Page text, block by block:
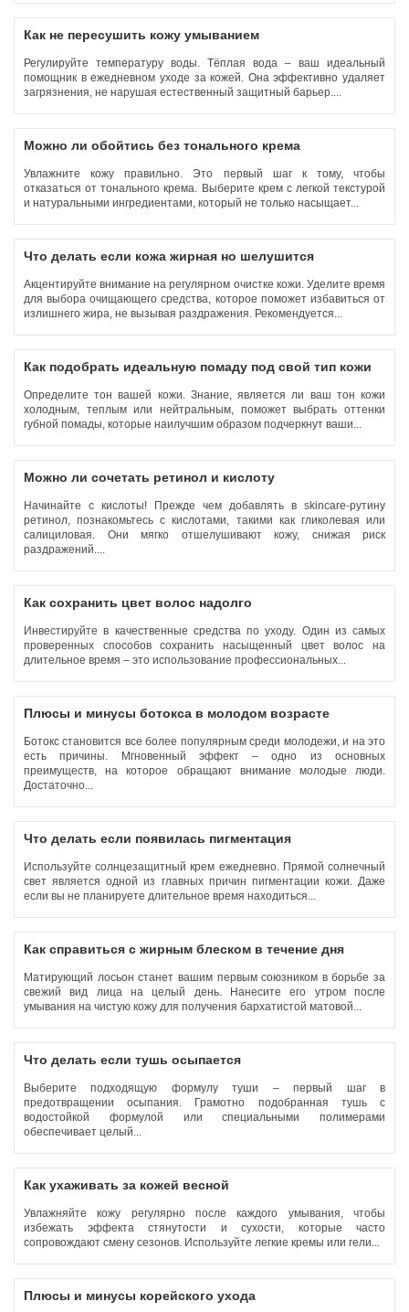
Как не пересушить кожу умыванием
Регулируйте температуру воды. Тёплая вода – ваш идеальный
помощник в ежедневном уходе за кожей. Она эффективно удаляет
загрязнения, не нарушая естественный защитный барьер....
Можно ли обойтись без тонального крема
Увлажните кожу правильно. Это первый шаг к тому, чтобы
отказаться от тонального крема. Выберите крем с легкой текстурой
и натуральными ингредиентами, который не только насыщает...
Что делать если кожа жирная но шелушится
Акцентируйте внимание на регулярном очистке кожи. Уделите время
для выбора очищающего средства, которое поможет избавиться от
излишнего жира, не вызывая раздражения. Рекомендуется...
Как подобрать идеальную помаду под свой тип кожи
Определите тон вашей кожи. Знание, является ли ваш тон кожи
холодным, теплым или нейтральным, поможет выбрать оттенки
губной помады, которые наилучшим образом подчеркнут ваши...
Можно ли сочетать ретинол и кислоту
Начинайте с кислоты! Прежде чем добавлять в skincare-рутину
ретинол, познакомьтесь с кислотами, такими как гликолевая или
салициловая. Они мягко отшелушивают кожу, снижая риск
раздражений....
Как сохранить цвет волос надолго
Инвестируйте в качественные средства по уходу. Один из самых
проверенных способов сохранить насыщенный цвет волос на
длительное время – это использование профессиональных...
Плюсы и минусы ботокса в молодом возрасте
Ботокс становится все более популярным среди молодежи, и на это
есть причины. Мгновенный эффект – одно из основных
преимуществ, на которое обращают внимание молодые люди.
Достаточно...
Что делать если появилась пигментация
Используйте солнцезащитный крем ежедневно. Прямой солнечный
свет является одной из главных причин пигментации кожи. Даже
если вы не планируете длительное время находиться...
Как справиться с жирным блеском в течение дня
Матирующий лосьон станет вашим первым союзником в борьбе за
свежий вид лица на целый день. Нанесите его утром после
умывания на чистую кожу для получения бархатистой матовой...
Что делать если тушь осыпается
Выберите подходящую формулу туши – первый шаг в
предотвращении осыпания. Грамотно подобранная тушь с
водостойкой формулой или специальными полимерами
обеспечивает целый...
Как ухаживать за кожей весной
Увлажняйте кожу регулярно после каждого умывания, чтобы
избежать эффекта стянутости и сухости, которые часто
сопровождают смену сезонов. Используйте легкие кремы или гели...
Плюсы и минусы корейского ухода